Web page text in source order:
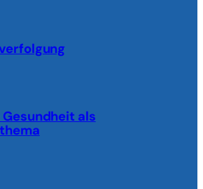
als